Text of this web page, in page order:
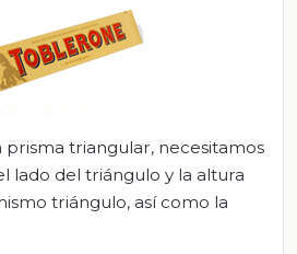
prisma triangular, necesitamos
lado del triángulo y la altura
triángulo, así como la